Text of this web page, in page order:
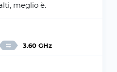
meglio è.
3.60 GHz